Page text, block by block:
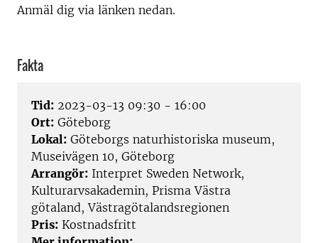
Anmäl dig via länken nedan.
Fakta
Tid: 2023-03-13 09:30 - 16:00
Ort: Göteborg
Lokal: Göteborgs naturhistoriska museum,
Museivägen 10, Göteborg
Arrangör: Interpret Sweden Network,
Kulturarvsakademin, Prisma Västra
götaland, Västragötalandsregionen
Pris: Kostnadsfritt